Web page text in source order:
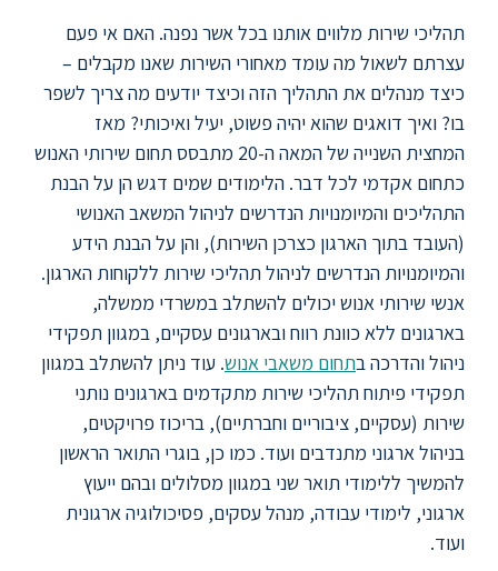
אנגלית
ועברית
תואר
שני
המרכז
הקדם
אקדמי
לימודי
חוץ
והמשך
מתעניינים
סטודנטים
תהליכי שירות מלווים אותנו בכל אשר נפנה. האם אי פעם
עצרתם לשאול מה עומד מאחורי השירות שאנו מקבלים –
כיצד מנהלים את התהליך הזה וכיצד יודעים מה צריך לשפר
בו? ואיך דואגים שהוא יהיה פשוט, יעיל ואיכותי? מאז
המחצית השנייה של המאה ה-20 מתבסס תחום שירותי האנוש
כתחום אקדמי לכל דבר. הלימודים שמים דגש הן על הבנת
התהליכים והמיומנויות הנדרשים לניהול המשאב האנושי
(העובד בתוך הארגון כצרכן השירות), והן על הבנת הידע
והמיומנויות הנדרשים לניהול תהליכי שירות ללקוחות הארגון.
אנשי שירותי אנוש יכולים להשתלב במשרדי ממשלה,
בארגונים ללא כוונת רווח ובארגונים עסקיים, במגוון תפקידי
ניהול והדרכה בתחום משאבי אנוש. עוד ניתן להשתלב במגוון
תפקידי פיתוח תהליכי שירות מתקדמים בארגונים נותני
שירות (עסקיים, ציבוריים וחברתיים), בריכוז פרויקטים,
בניהול ארגוני מתנדבים ועוד. כמו כן, בוגרי התואר הראשון
להמשיך ללימודי תואר שני במגוון מסלולים ובהם ייעוץ
ארגוני, לימודי עבודה, מנהל עסקים, פסיכולוגיה ארגונית
ועוד.